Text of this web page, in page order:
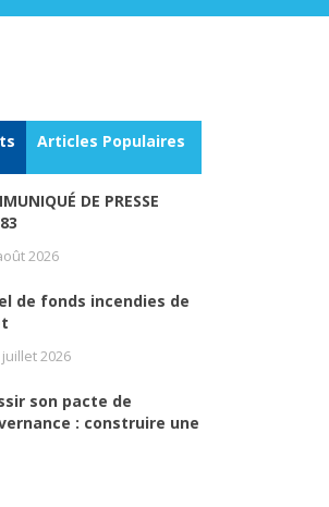
Articles Populaires
DE PRESSE
2026
de fonds incendies de
2026
son pacte de
: construire une